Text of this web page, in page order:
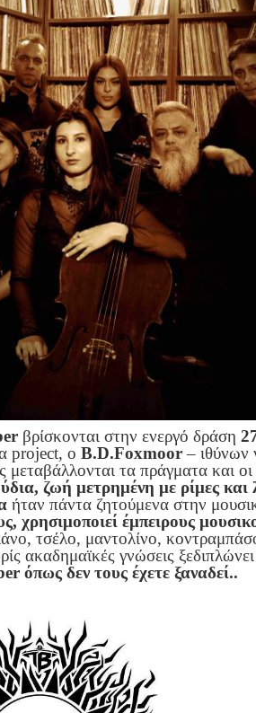
βρίσκονται στην ενεργό δράση
project, o B.D.Foxmoor– ιθύνων
μεταβάλλονται τα πράγματα και
ζωή μετρημένη με ρίμες και
ήταν πάντα ζητούμενα στην
χρησιμοποιεί έμπειρους
τσέλο, μαντολίνο,
ακαδημαϊκές γνώσεις
όπως δεν τους έχετε ξαναδεί..